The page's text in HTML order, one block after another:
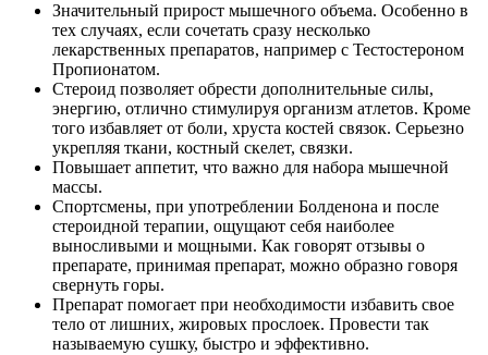
Значительный прирост мышечного объема. Особенно в
тех случаях, если сочетать сразу несколько
лекарственных препаратов, например с Тестостероном
Пропионатом.
Стероид позволяет обрести дополнительные силы,
энергию, отлично стимулируя организм атлетов. Кроме
того избавляет от боли, хруста костей связок. Серьезно
укрепляя ткани, костный скелет, связки.
Повышает аппетит, что важно для набора мышечной
массы.
Спортсмены, при употреблении Болденона и после
стероидной терапии, ощущают себя наиболее
выносливыми и мощными. Как говорят отзывы о
препарате, принимая препарат, можно образно говоря
свернуть горы.
Препарат помогает при необходимости избавить свое
тело от лишних, жировых прослоек. Провести так
называемую сушку, быстро и эффективно.